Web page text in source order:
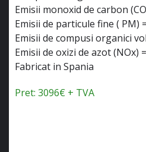
Emisii monoxid de carbon
Emisii de particule fine ( PM)
Emisii de compusi organici
Emisii de oxizi de azot (NOx)
Fabricat in Spania
Pret: 3096€ + TVA